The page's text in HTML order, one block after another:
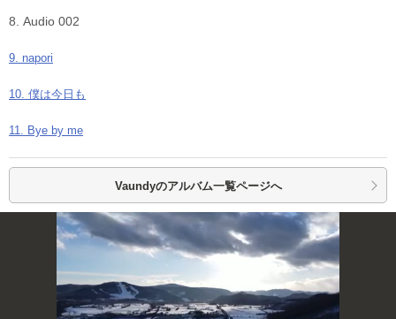
8. Audio 002
9. napori
10. 僕は今日も
11. Bye by me
Vaundyのアルバム一覧ページへ